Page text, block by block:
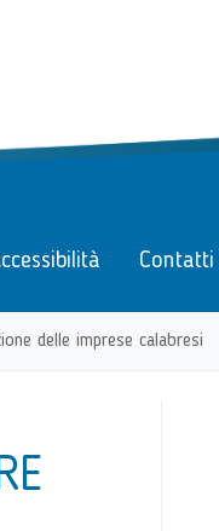
Contatti
delle imprese calabresi